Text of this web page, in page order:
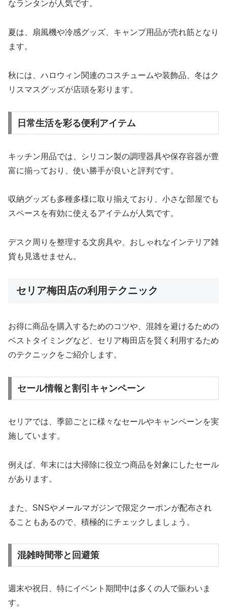
なランタンが人気です。
夏は、扇風機や冷感グッズ、キャンプ用品が売れ筋となり
ます。
秋には、ハロウィン関連のコスチュームや装飾品、冬はク
リスマスグッズが店頭を彩ります。
日常生活を彩る便利アイテム
キッチン用品では、シリコン製の調理器具や保存容器が豊
富に揃っており、使い勝手が良いと評判です。
収納グッズも多種多様に取り揃えており、小さな部屋でも
スペースを有効に使えるアイテムが人気です。
デスク周りを整理する文房具や、おしゃれなインテリア雑
貨も見逃せません。
セリア梅田店の利用テクニック
お得に商品を購入するためのコツや、混雑を避けるための
ベストタイミングなど、セリア梅田店を賢く利用するため
のテクニックをご紹介します。
セール情報と割引キャンペーン
セリアでは、季節ごとに様々なセールやキャンペーンを実
施しています。
例えば、年末には大掃除に役立つ商品を対象にしたセール
があります。
また、SNSやメールマガジンで限定クーポンが配布され
ることもあるので、積極的にチェックしましょう。
混雑時間帯と回避策
週末や祝日、特にイベント期間中は多くの人で賑わいま
す。